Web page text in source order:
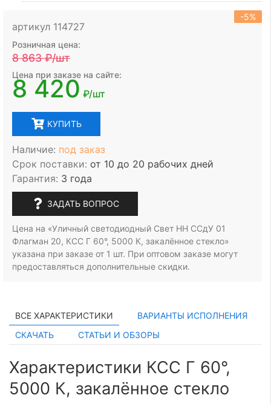
артикул 114727
-5%
Розничная цена:
8 863₽/шт
Цена при заказе на сайте:
8 420 ₽/шт
КУПИТЬ
Наличие: под заказ
Срок поставки: от 10 до 20 рабочих дней
Гарантия: 3 года
ЗАДАТЬ ВОПРОС
Цена на «Уличный светодиодный Свет НН ССдУ 01
Флагман 20, КСС Г 60°, 5000 К, закалённое стекло»
указана при заказе от 1 шт. При оптовом заказе могут
предоставляться дополнительные скидки.
ВСЕ ХАРАКТЕРИСТИКИ
ВАРИАНТЫ ИСПОЛНЕНИЯ
СКАЧАТЬ
СТАТЬИ И ОБЗОРЫ
Характеристики КСС Г 60°,
5000 К, закалённое стекло